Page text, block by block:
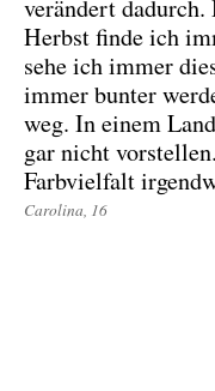
verändert
Herbst finde ich
sehe ich immer
immer bunter
weg. In einem
gar nicht
Farbvielfalt
Carolina, 16